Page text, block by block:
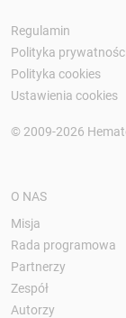
Regulamin
Polityka
Polityka cookies
Ustawienia cookies
© 2009-2026
O NAS
Misja
Rada programowa
Partnerzy
Zespół
Autorzy